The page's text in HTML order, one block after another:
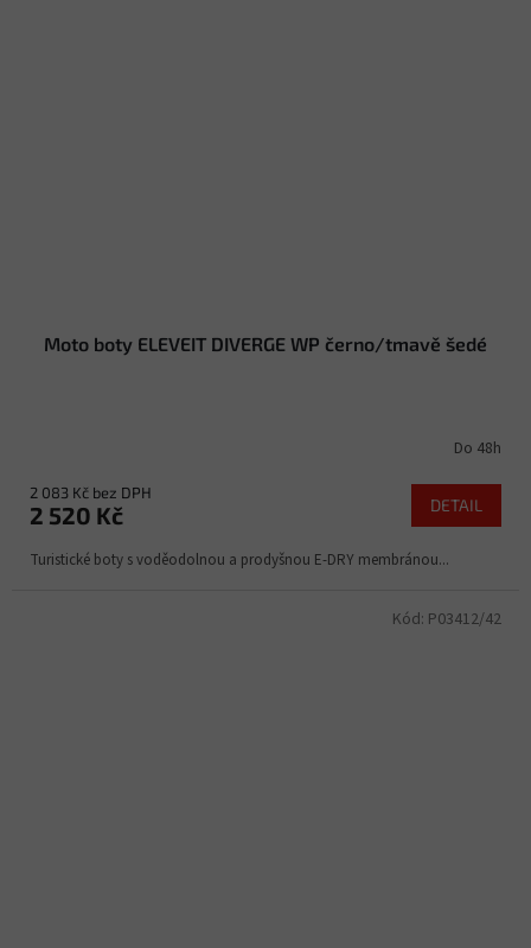
Moto boty ELEVEIT DIVERGE WP černo/tmavě šedé
Do 48h
2 083 Kč bez DPH
2 520 Kč DETAIL
Turistické boty s voděodolnou a prodyšnou E-DRY membránou...
Kód: P03412/42